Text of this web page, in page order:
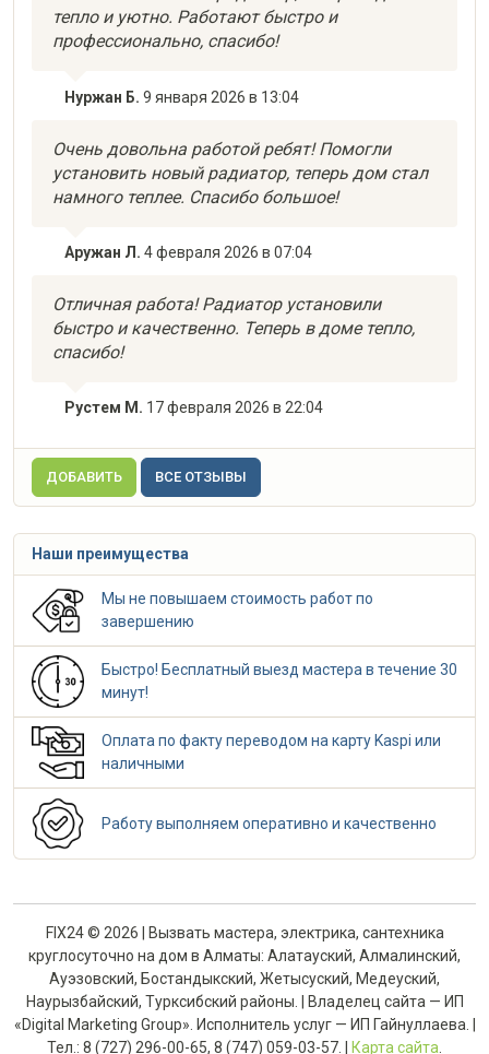
тепло и уютно. Работают быстро и
профессионально, спасибо!
Нуржан Б. 9 января 2026 в 13:04
Очень довольна работой ребят! Помогли
установить новый радиатор, теперь дом стал
намного теплее. Спасибо большое!
Аружан Л. 4 февраля 2026 в 07:04
Отличная работа! Радиатор установили
быстро и качественно. Теперь в доме тепло,
спасибо!
Рустем М. 17 февраля 2026 в 22:04
ДОБАВИТЬ ВСЕ ОТЗЫВЫ
Наши преимущества
Мы не повышаем стоимость работ по
завершению
Быстро! Бесплатный выезд мастера в течение 30
минут!
Оплата по факту переводом на карту Kaspi или
наличными
Работу выполняем оперативно и качественно
FIX24 © 2026 | Вызвать мастера, электрика, сантехника
круглосуточно на дом в Алматы: Алатауский, Алмалинский,
Ауэзовский, Бостандыкский, Жетысуский, Медеуский,
Наурызбайский, Турксибский районы. | Владелец сайта — ИП
«Digital Marketing Group». Исполнитель услуг — ИП Гайнуллаева. |
Тел.: 8 (727) 296-00-65, 8 (747) 059-03-57. |
Карта сайта